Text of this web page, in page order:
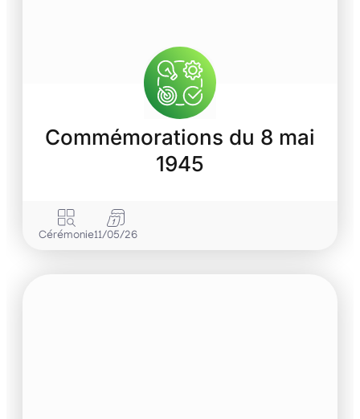
Commémorations du 8 mai
1945
Cérémonie11/05/26